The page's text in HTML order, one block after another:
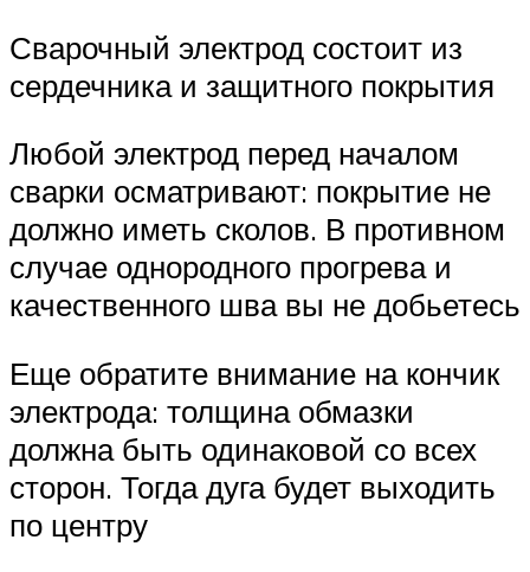
Сварочный электрод состоит из
сердечника и защитного покрытия
Любой электрод перед началом
сварки осматривают: покрытие не
должно иметь сколов. В противном
случае однородного прогрева и
качественного шва вы не добьетесь
Еще обратите внимание на кончик
электрода: толщина обмазки
должна быть одинаковой со всех
сторон. Тогда дуга будет выходить
по центру